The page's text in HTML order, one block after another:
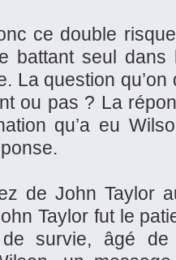
ce double
battant seul
La question
ou pas ? La
qu’a eu
de John Taylor
Taylor fut le
survie, âgé